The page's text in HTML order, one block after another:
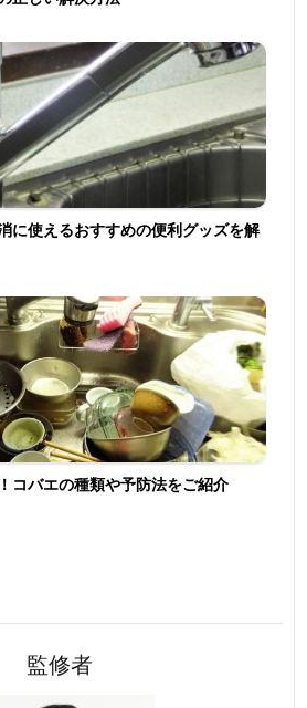
に使えるおすすめの便利グッズを解
コバエの種類や予防法をご紹介
監修者